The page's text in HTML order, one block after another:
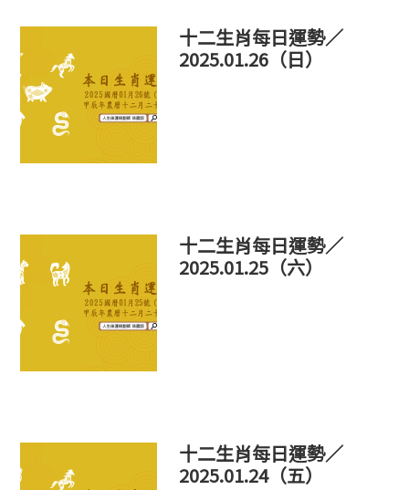
十二生肖每日運勢／
2025.01.26（日）
十二生肖每日運勢／
2025.01.25（六）
十二生肖每日運勢／
2025.01.24（五）